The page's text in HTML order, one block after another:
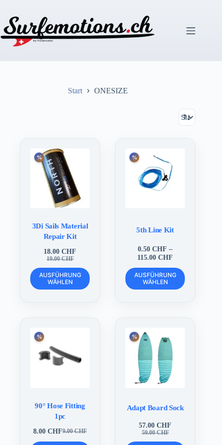
springen
Start ONESIZE
3Di Sails Material
Repair Kit
19.00CHF
Ursprünglicher
Preis
war:
19.00 CHF
18.00CHF
Aktueller
Preis
ist:
18.00 CHF.
AUSFÜHRUNG
WÄHLEN
Dieses
Produkt
weist
Optionen
können
auf
der
5th Line Kit
0.50CHF –
115.00CHF
bis
115.00 CHF
AUSFÜHRUNG
WÄHLEN
Dieses
Produkt
weist
Optionen
können
Produktseite
gewählt
90° Hose Fitting
1pc
9.00CHF
Ursprünglicher
Preis
8.00CHFAktueller
Preis
Adapt Board Sock
59.00CHF
Ursprünglicher
Preis
57.00CHF
Aktueller
Preis